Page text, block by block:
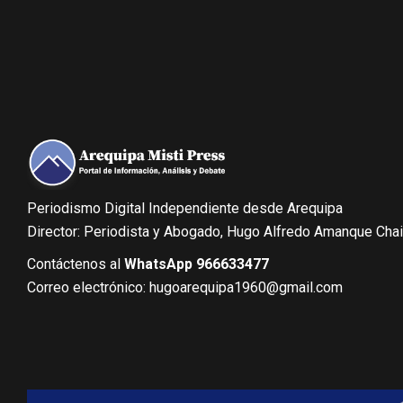
Periodismo Digital Independiente desde Arequipa
Director: Periodista y Abogado, Hugo Alfredo Amanque
Contáctenos al WhatsApp 966633477
Correo electrónico: hugoarequipa1960@gmail.com